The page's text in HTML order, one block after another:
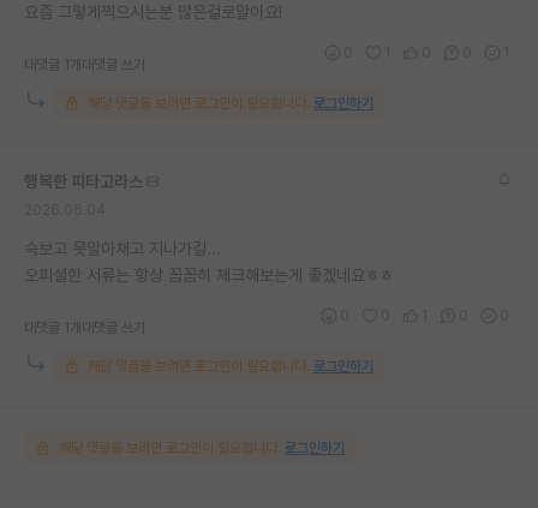
요즘 그렇게찍으시는분 많은걸로알아요!
대댓글 1개 대댓글 쓰기
해당 댓글을 보려면 로그인이 필요합니다. 로그인하기
행복한 피타고라스
슥보고 못알아채고 지나가길...
오피셜한 서류는 항상 꼼꼼히 체크해보는게 좋겠네요ㅎㅎ
대댓글 1개 대댓글 쓰기
해당 댓글을 보려면 로그인이 필요합니다. 로그인하기
해당 댓글을 보려면 로그인이 필요합니다. 로그인하기